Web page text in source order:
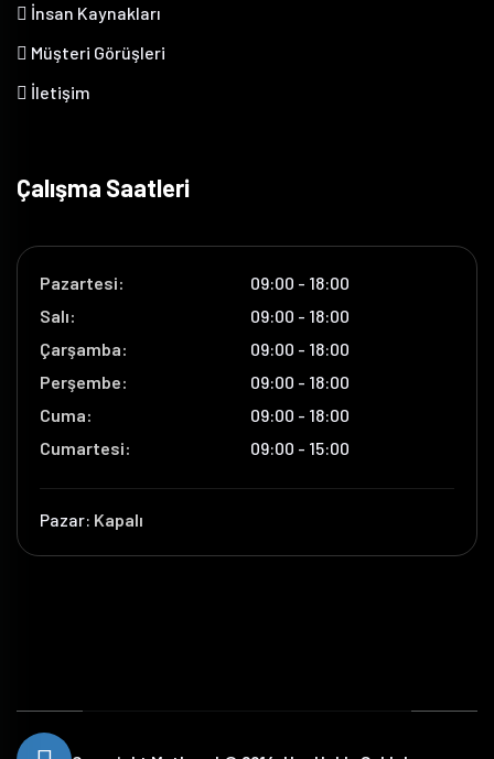
İnsan Kaynakları
Müşteri Görüşleri
İletişim
Çalışma Saatleri
Pazartesi:
09:00 - 18:00
Salı:
09:00 - 18:00
Çarşamba:
09:00 - 18:00
Perşembe:
09:00 - 18:00
Cuma:
09:00 - 18:00
Cumartesi:
09:00 - 15:00
Pazar: Kapalı